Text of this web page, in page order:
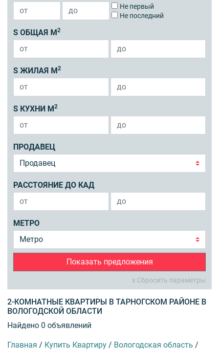
Не первый
Не последний
S ОБЩАЯ М 2
S ЖИЛАЯ М 2
S КУХНИ М 2
ПРОДАВЕЦ
РАССТОЯНИЕ ДО КАД
МЕТРО
Показать предложения
x Сбросить параметры
2-КОМНАТНЫЕ КВАРТИРЫ В ТАРНОГСКОМ РАЙОНЕ В
ВОЛОГОДСКОЙ ОБЛАСТИ
Найдено 0 объявлений
Главная / Купить Квартиру / Вологодская область /